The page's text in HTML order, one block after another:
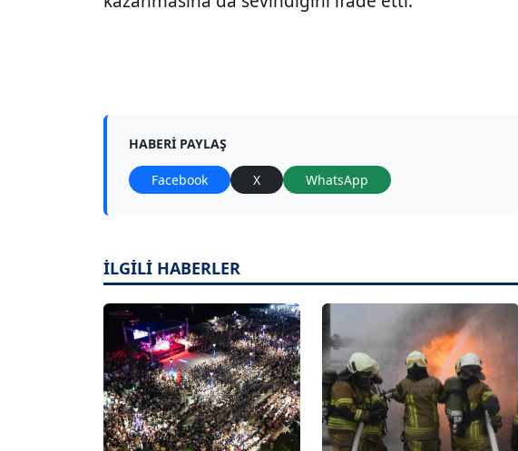
HABERI PAYLAŞ
Facebook X WhatsApp
İLGİLİ HABERLER